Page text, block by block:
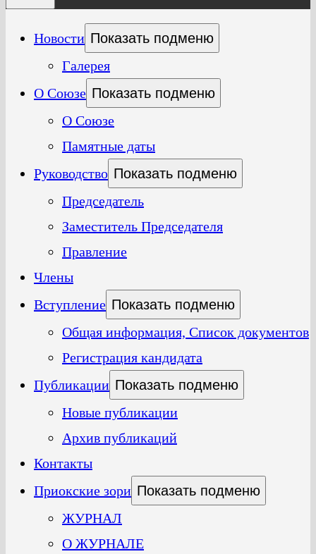
Новости Показать подменю
Галерея
О Союзе Показать подменю
О Союзе
Памятные даты
Руководство Показать подменю
Председатель
Заместитель Председателя
Правление
Члены
Вступление Показать подменю
Общая информация, Список документов
Регистрация кандидата
Публикации Показать подменю
Новые публикации
Архив публикаций
Контакты
Приокские зори Показать подменю
ЖУРНАЛ
О ЖУРНАЛЕ